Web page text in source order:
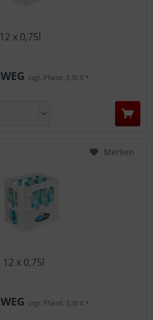
x 0,75l
zzgl. Pfand: 3,30 € *
x 0,75l
zzgl. Pfand: 3,30 € *
Merken